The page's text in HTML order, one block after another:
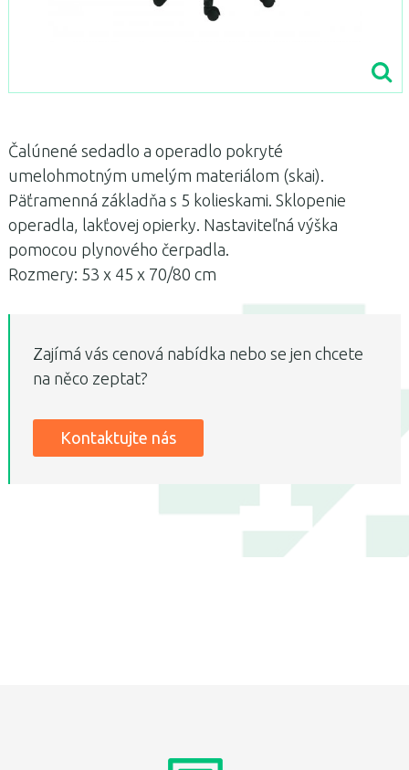
Čalúnené sedadlo a operadlo pokryté
umelohmotným umelým materiálom (skai).
Päťramenná základňa s 5 kolieskami. Sklopenie
operadla, lakťovej opierky. Nastaviteľná výška
pomocou plynového čerpadla.
Rozmery: 53 x 45 x 70/80 cm
Zajímá vás cenová nabídka nebo se jen chcete
na něco zeptat?
Kontaktujte nás